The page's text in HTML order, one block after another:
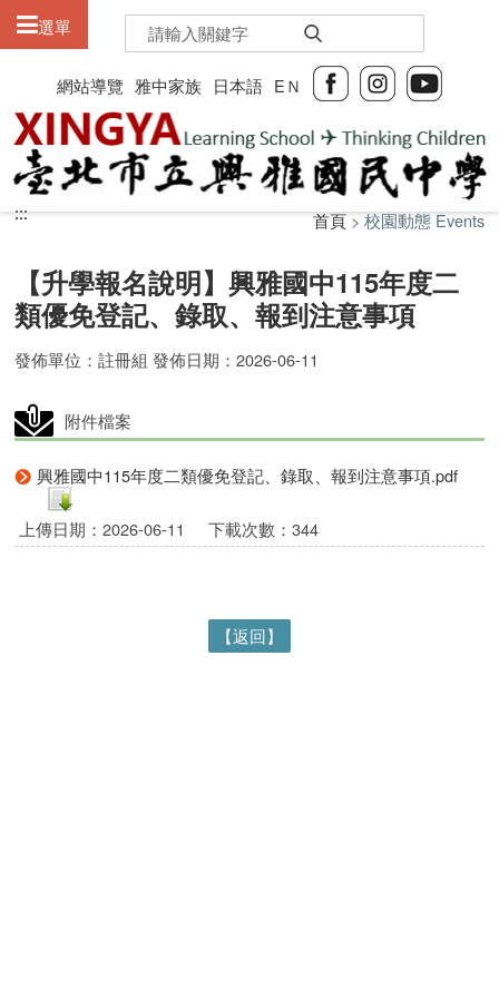
網站導覽 雅中家族 日本語 EＮ
選單
:::
:::
【升學報名說明】興雅國中115年度二
類優免登記、錄取、報到注意事項
首頁> 校園動態 Events
發佈單位：註冊組 發佈日期：2026-06-11
附件檔案
興雅國中115年度二類優免登記、錄取、報到注意事項.pdf
上傳日期：2026-06-11 下載次數：344
【返回】